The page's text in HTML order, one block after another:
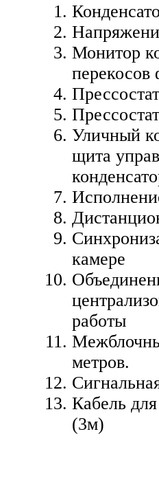
Монитор
перекосов
Уличный
щита
камере
работы
метров.
Кабель
(3м)